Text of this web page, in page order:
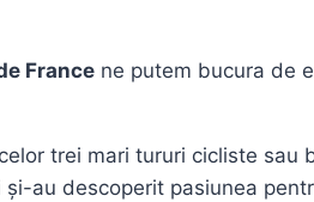
France ne putem bucura de
trei mari tururi cicliste
au descoperit pasiunea